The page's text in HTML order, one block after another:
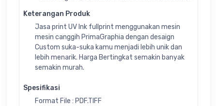
Keterangan Produk
Jasa print UV Ink fullprint menggunakan mesin
mesin canggih PrimaGraphia dengan desaign
Custom suka-suka kamu menjadi lebih unik dan
lebih menarik. Harga Bertingkat semakin banyak
semakin murah.
Spesifikasi
Format File : PDF.TIFF